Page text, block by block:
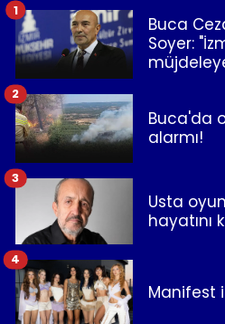
Buca
Soyer:
1
Buca'da
alarmı!
2
Usta
hayatını
3
Manifest
4